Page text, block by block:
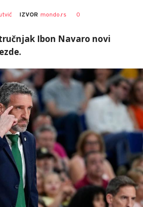
IZVOR mondo.rs 0
Ibon Navaro novi